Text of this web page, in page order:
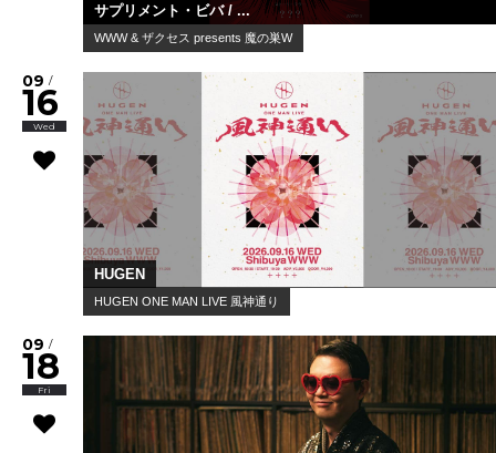
サプリメント・ビバ / ...
WWW & ザクセス presents 魔の巣W
09 /
16
Wed
HUGEN
HUGEN ONE MAN LIVE 風神通り
09 /
18
Fri